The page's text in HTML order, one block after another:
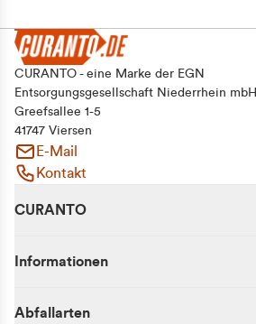
CURANTO - eine Marke der EGN
Entsorgungsgesellschaft Niederrhein mbH
Greefsallee 1-5
41747 Viersen
E-Mail
Kontakt
CURANTO
Informationen
Abfallarten